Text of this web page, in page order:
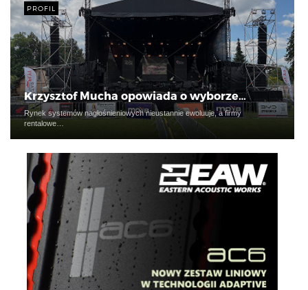
PROFIL
Krzysztof Mucha opowiada o wyborze…
Rynek systemów nagłośnieniowych nieustannie ewoluuje, a firmy
rentalowe…